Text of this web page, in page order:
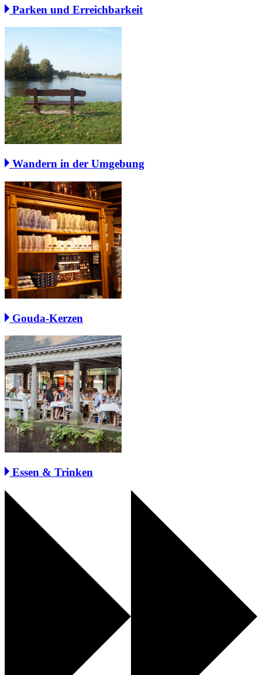
Parken und Erreichbarkeit
Wandern in der Umgebung
Gouda-Kerzen
Essen & Trinken